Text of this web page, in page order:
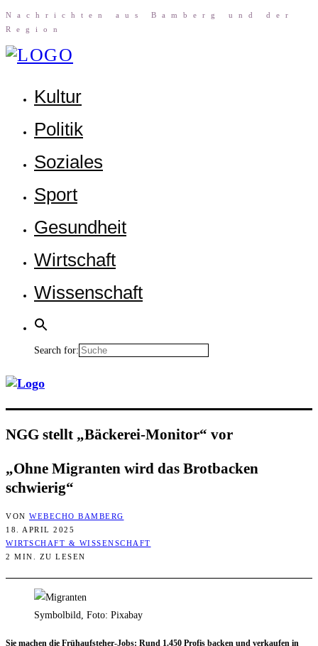
Nach­rich­ten aus Bam­berg und der
Region
Kul­tur
Poli­tik
Sozia­les
Sport
Gesund­heit
Wirt­schaft
Wis­sen­schaft
Search for:
NGG stellt „Bäcke­rei-Moni­tor“ vor
„Ohne Migran­ten wird das Brot­ba­cken
schwierig“
VON WEBECHO BAMBERG
18. APRIL 2025
WIRTSCHAFT & WISSENSCHAFT
2 MIN. ZU LESEN
Symbolbild, Foto: Pixabay
Sie machen die Früh­auf­ste­her-Jobs: Rund 1.450 Pro­fis backen und ver­kau­fen in